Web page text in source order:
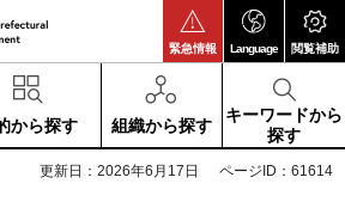
緊急情報 Language 閲覧補助
から探す 組織から探す
キーワードから
探す
更新日：2026年6月17日 ページID：61614